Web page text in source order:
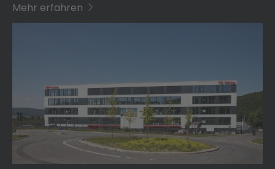
Mehr erfahren